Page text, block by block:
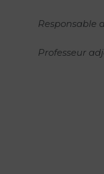
Responsable
Professeur